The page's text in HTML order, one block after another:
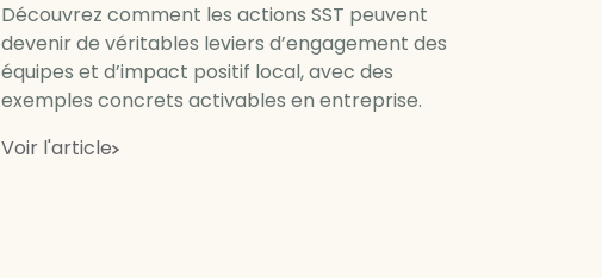
Découvrez comment les actions SST peuvent
devenir de véritables leviers d’engagement des
équipes et d’impact positif local, avec des
exemples concrets activables en entreprise.
Voir l'article